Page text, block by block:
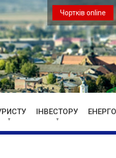
Чортків online
ІНВЕСТОРУ